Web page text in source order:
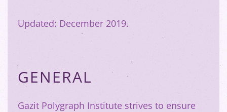
Updated: December 2019.
GENERAL
Gazit Polygraph Institute strives to ensure